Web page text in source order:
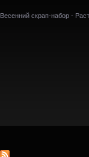
Весенний скрап-набор -